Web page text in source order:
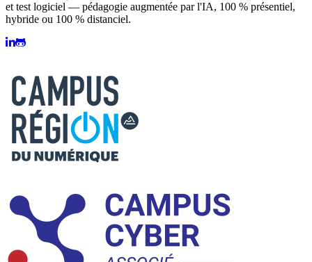
et test logiciel — pédagogie augmentée par l'IA, 100 % présentiel,
hybride ou 100 % distanciel.